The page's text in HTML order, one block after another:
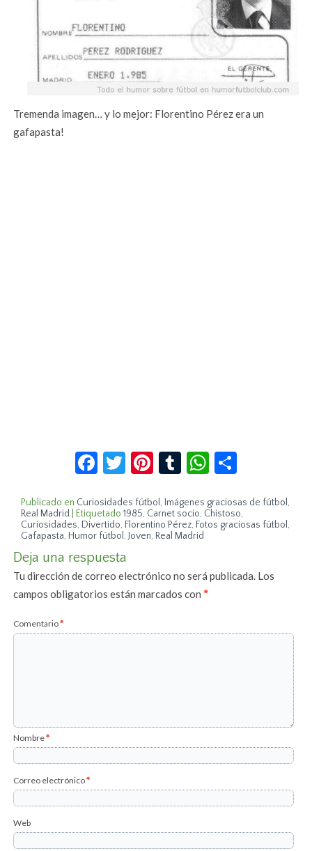
Tremenda imagen… y lo mejor: Florentino Pérez era un
gafapasta!
Facebook
Twitter
Pinterest
TumblrWhatsApp
Publicado en Curiosidades fútbol , Imágenes graciosas de fútbol ,
Real Madrid
Etiquetado 1985, Carnet socio, Chistoso,
Curiosidades, Divertido, Florentino Pérez, Fotos graciosas fútbol ,
Gafapasta, Humor fútbol , Joven, Real Madrid
Deja una respuesta
Tu dirección de correo electrónico no será publicada. Los
campos obligatorios están marcados con*
Comentario*
Nombre*
Correo electrónico*
Web